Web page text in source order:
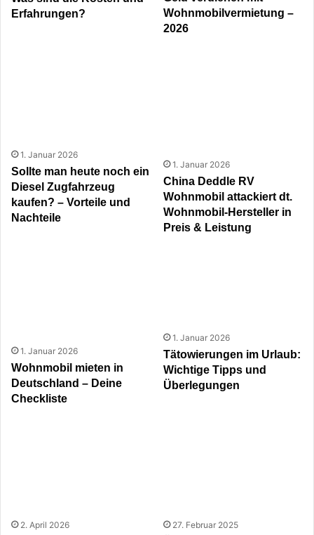
Erfahrungen?
Wohnmobilvermietung –
2026
1. Januar 2026
Sollte man heute noch ein
Diesel Zugfahrzeug
kaufen? – Vorteile und
Nachteile
1. Januar 2026
China Deddle RV
Wohnmobil attackiert dt.
Wohnmobil-Hersteller in
Preis & Leistung
1. Januar 2026
Wohnmobil mieten in
Deutschland – Deine
Checkliste
1. Januar 2026
Tätowierungen im Urlaub:
Wichtige Tipps und
Überlegungen
2. April 2026 27. Februar 2025